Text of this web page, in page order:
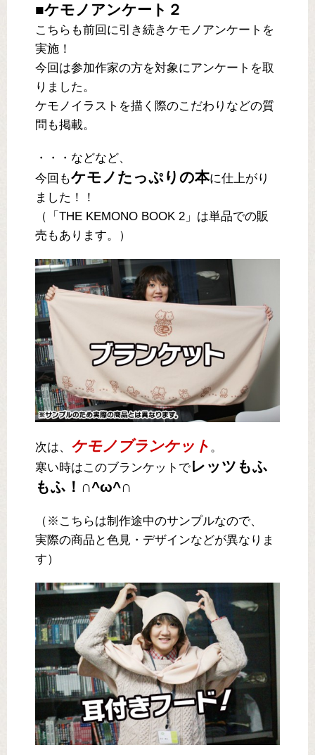
■ケモノアンケート２
こちらも前回に引き続きケモノアンケートを
実施！
今回は参加作家の方を対象にアンケートを取
りました。
ケモノイラストを描く際のこだわりなどの質
問も掲載。
・・・などなど、
今回もケモノたっぷりの本に仕上がり
ました！！
（「THE KEMONO BOOK 2」は単品での販
売もあります。）
次は、 ケモノブランケット 。
寒い時はこのブランケットでレッツもふ
もふ！∩^ω^∩
（※こちらは制作途中のサンプルなので、
実際の商品と色見・デザインなどが異なりま
す）